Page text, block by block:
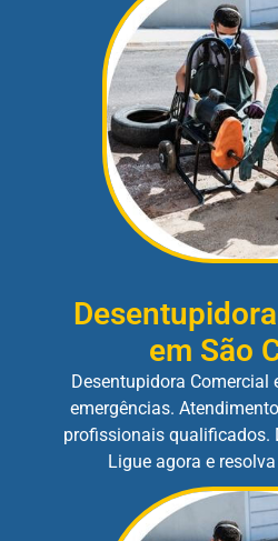
em São
Desentupidora Comercial
emergências.
profissionais qualificados.
Ligue agora e